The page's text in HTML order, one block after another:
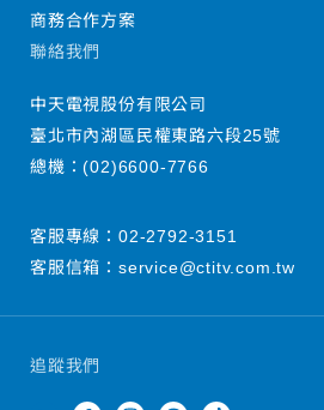
追蹤我們
商務合作方案
聯絡我們
中天電視股份有限公司
臺北市內湖區民權東路六段25號
總機：(02)6600-7766
客服專線： 02-2792-3151
客服信箱： service@ctitv.com.tw